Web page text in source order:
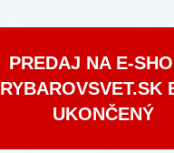
PREDAJ NA E-
RYBAROVSVET.SK
UKONČENÝ